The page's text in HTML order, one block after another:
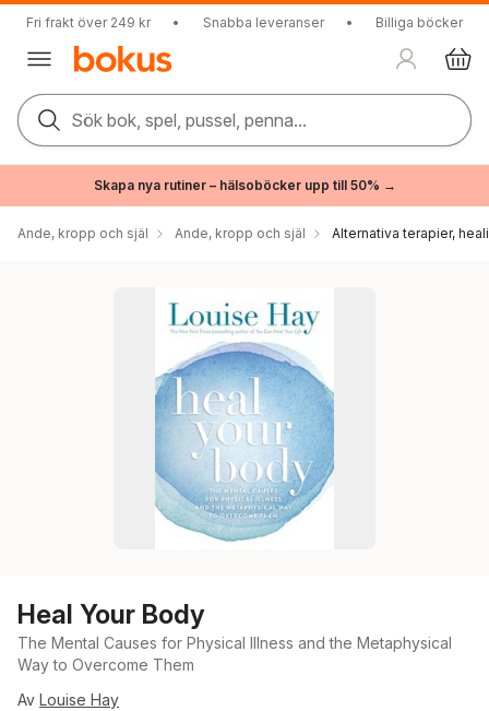
Fri frakt över 249 kr • Snabba leveranser • Billiga böcker
Sök bok, spel, pussel, penna...
Skapa nya rutiner – hälsoböcker upp till 50% →
Ande, kropp och själ Ande, kropp och själ Alternativa terapier,
Heal Your Body
The Mental Causes for Physical Illness and the Metaphysical
Way to Overcome Them
Av Louise Hay